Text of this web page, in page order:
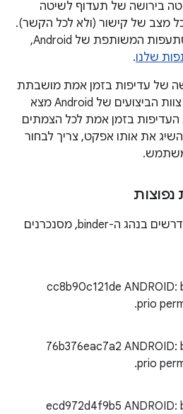
בירושה של תעדוף לשיטה
מצב של קישור (ולא לכל הקשר).
לכן, ה-ioctl לא נמצא בהסתעפות המשותפת של Android,
שלנו.
של עדיפות בזמן אמת מושבתת
צומת. צוות הביצועים של Android מצא
בזמן אמת לכל הצמתים
את אותו אפקט, צריך לבחור
כדי לקבל את השינויים הנדרשים בנהג ה-binder, מסנכרנים
cc8b90c121de
prio
76b376eac7a2
prio
ecd972d4f9b5 ANDROID: